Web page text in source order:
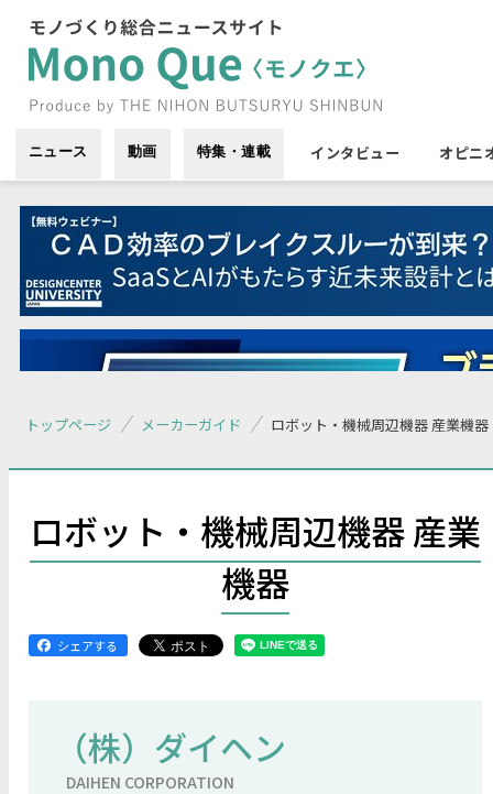
ニュース 動画 特集・連載 インタビュー オピニ
トップページ メーカーガイド ロボット・機械周辺機器 産業機器
ロボット・機械周辺機器 産業
機器
シェアする
（株）ダイヘン
DAIHEN CORPORATION